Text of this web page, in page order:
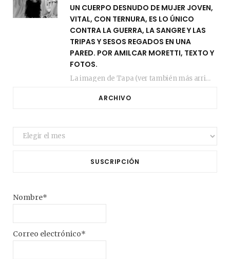
UN CUERPO DESNUDO DE MUJER JOVEN,
VITAL, CON TERNURA, ES LO ÚNICO
CONTRA LA GUERRA, LA SANGRE Y LAS
TRIPAS Y SESOS REGADOS EN UNA
PARED. POR AMILCAR MORETTI, TEXTO Y
FOTOS.
La imagen de Tapa (ver también más arriba) fue compuesta en estos días de febrero…
ARCHIVO
Archivo
SUSCRIPCIÓN
Nombre*
Correo electrónico*